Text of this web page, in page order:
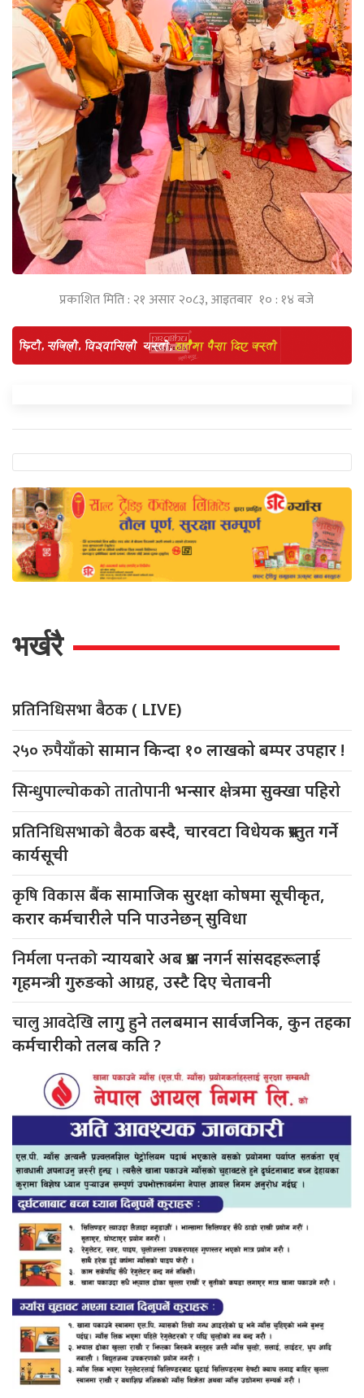
प्रकाशित मिति : २१ असार २०८३, आइतबार १० : १४ बजे
भर्खरै
प्रतिनिधिसभा बैठक ( LIVE)
२५० रुपैयाँकोसामान किन्दा १० लाखको बम्पर उपहार !
सिन्धुपाल्चोकको तातोपानीभन्सार क्षेत्रमा सुक्खा पहिरो
प्रतिनिधिसभाको बैठकबस्दै, चारवटा विधेयक प्रस्तुत गर्ने
कार्यसूची
कृषि विकासबैंक सामाजिक सुरक्षा कोषमा सूचीकृत,
करार कर्मचारीले पनि पाउनेछन् सुविधा
निर्मला पन्तकोन्यायबारे अब प्रश्न नगर्न सांसदहरूलाई
गृहमन्त्री गुरुङको आग्रह, उस्टै दिए चेतावनी
चालु आवदेखिलागु हुने तलबमान सार्वजनिक, कुन तहका
कर्मचारीको तलब कति ?